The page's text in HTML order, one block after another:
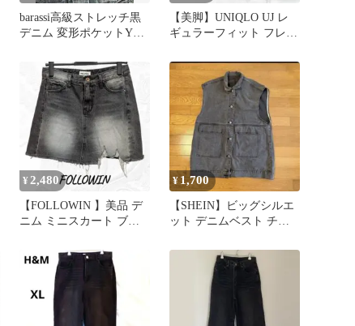
barassi高級ストレッチ黒
デニム 変形ポケットY2K
【美脚】UNIQLO UJ レ
ギュラーフィット フレア
¥ 2,480
【FOLLOWIN 】美品 デ
ニム ミニスカート ブラ
¥ 1,700
【SHEIN】ビッグシルエ
ット デニムベスト チャ
イズ